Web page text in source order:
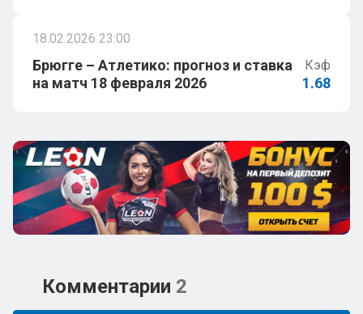
18.02.2026 23:00
Брюгге – Атлетико: прогноз и ставка
на матч 18 февраля 2026
Кэф
1.68
Комментарии 2